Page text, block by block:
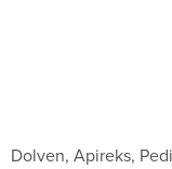
Dolven, Apireks,